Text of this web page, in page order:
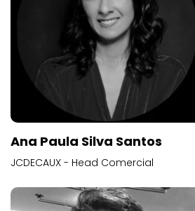
Ana Paula Silva Santos
JCDECAUX - Head Comercial